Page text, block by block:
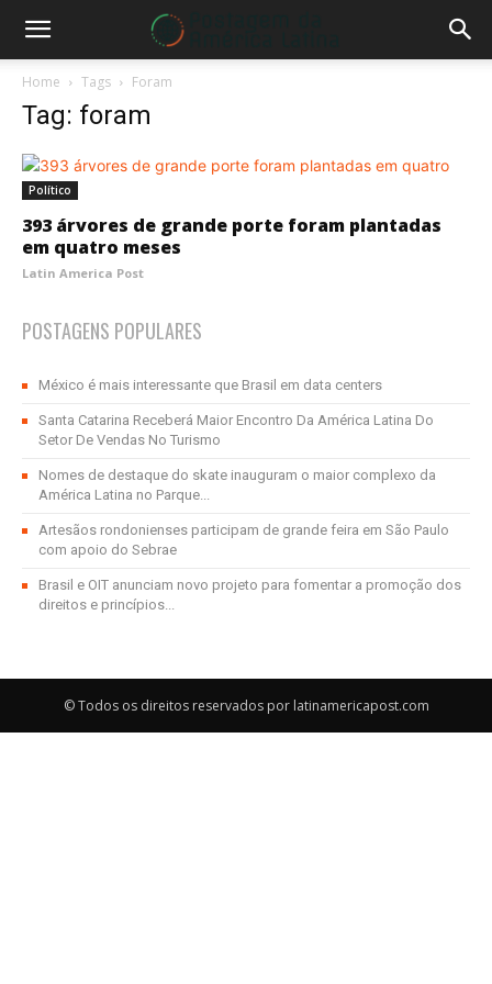
Home Tags Foram
Tag: foram
Político
393 árvores de grande porte foram plantadas
em quatro meses
Latin America Post
POSTAGENS POPULARES
México é mais interessante que Brasil em data centers
Santa Catarina Receberá Maior Encontro Da América Latina Do
Setor De Vendas No Turismo
Nomes de destaque do skate inauguram o maior complexo da
América Latina no Parque...
Artesãos rondonienses participam de grande feira em São Paulo
com apoio do Sebrae
Brasil e OIT anunciam novo projeto para fomentar a promoção dos
direitos e princípios...
© Todos os direitos reservados por latinamericapost.com